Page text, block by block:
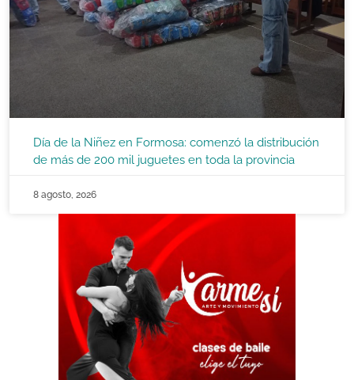
Día de la Niñez en Formosa: comenzó la distribución
de más de 200 mil juguetes en toda la provincia
8 agosto, 2026